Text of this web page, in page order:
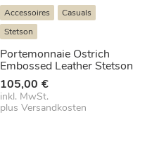
Accessoires
Casuals
Stetson
Portemonnaie Ostrich
Embossed Leather Stetson
105,00 €
inkl. MwSt.
plusVersandkosten